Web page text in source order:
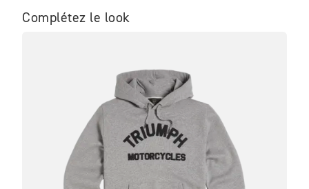
Complétez le look